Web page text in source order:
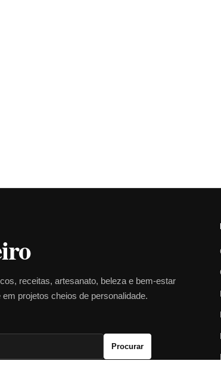
receitas, artesanato, beleza e bem-estar
projetos cheios de personalidade.
Procurar